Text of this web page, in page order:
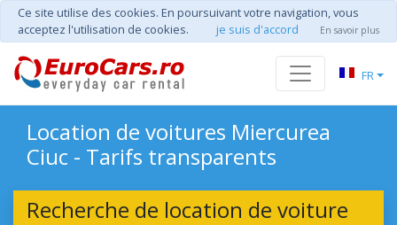
Ce site utilise des cookies. En poursuivant votre navigation, vous
acceptez l'utilisation de cookies.
je suis d'accord En savoir plus
FR
Location de voitures Miercurea
Ciuc - Tarifs transparents
Recherche de location de voiture